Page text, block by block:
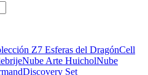
Z7 Esferas del DragónCell
Nube Arte HuicholNube
Discovery Set